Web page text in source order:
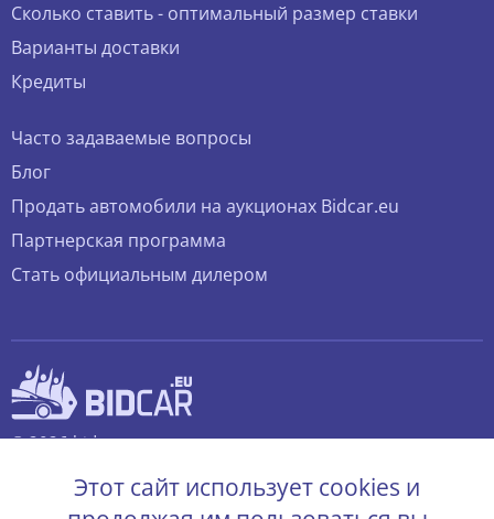
Сколько ставить - оптимальный размер ставки
Варианты доставки
Кредиты
Часто задаваемые вопросы
Блог
Продать автомобили на аукционах Bidcar.eu
Партнерская программа
Стать официальным дилером
© 2026 bidcar.eu
Этот сайт использует cookies и